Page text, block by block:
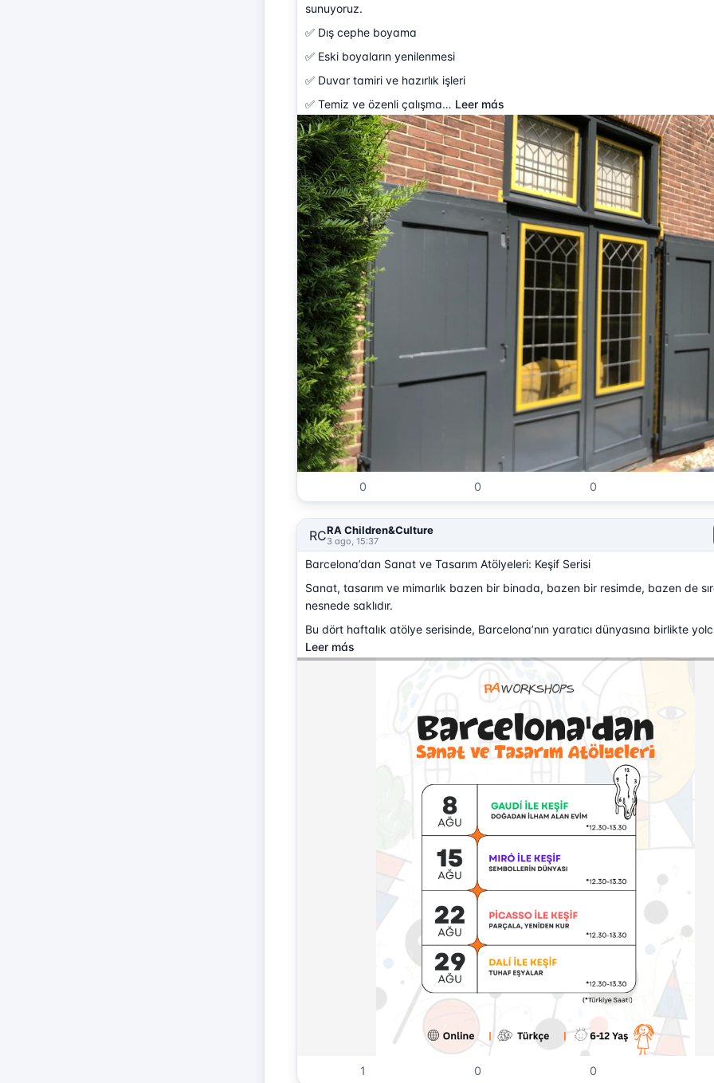
sunuyoruz.
✅ Dış cephe boyama
✅ Eski boyaların yenilenmesi
✅ Duvar tamiri ve hazırlık işleri
✅ Temiz ve özenli çalışma… Leer más
0 0 0
RCRA Children&Culture
3 ago, 15:37
Barcelona’dan Sanat ve Tasarım Atölyeleri: Keşif Serisi
Sanat, tasarım ve mimarlık bazen bir binada, bazen bir resimde, bazen de
nesnede saklıdır.
Bu dört haftalık atölye serisinde, Barcelona’nın yaratıcı dünyasına birlikte
Leer más
1 0 0